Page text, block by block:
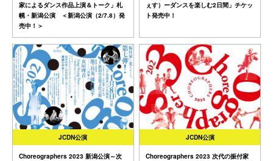
家によるダンス作品上演＆トーク」札
幌・新潟公演 ＜新潟公演（2/7.8）発
売中！＞
ぇす）ーダンスを楽しむ2日間」チケッ
ト発売中！
JCDN公演
Choreographers 2023 新潟公演～次
JCDN公演
Choreographers 2023 次代の振付家